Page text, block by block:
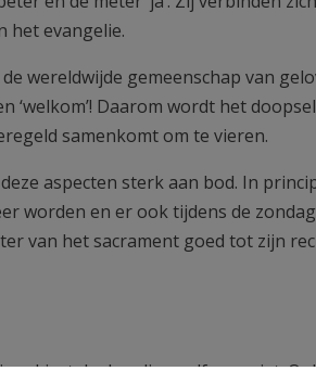
het evangelie.
wereldwijde gemeenschap van
‘welkom’! Daarom wordt het
samenkomt om te vieren.
aspecten sterk aan bod. In
worden en er ook tijdens de
van het sacrament goed tot zijn
kiest de dopeling zelf nog niet.